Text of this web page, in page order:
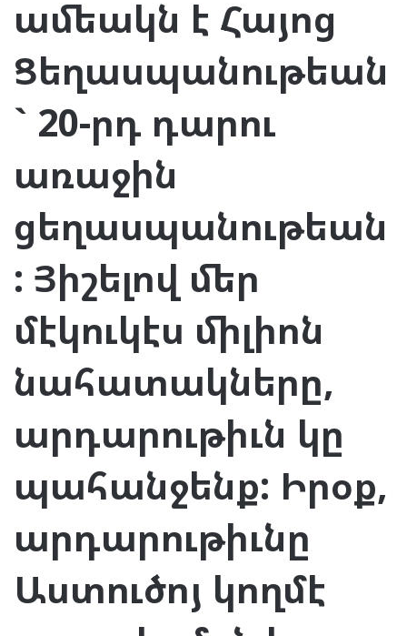
ամեակն է Հայոց
Ցեղասպանութեան
` 20-րդ դարու
առաջին
ցեղասպանութեան
: Յիշելով մեր
մէկուկէս միլիոն
նահատակները,
արդարութիւն կը
պահանջենք: Իրօք,
արդարութիւնը
Աստուծոյ կողմէ